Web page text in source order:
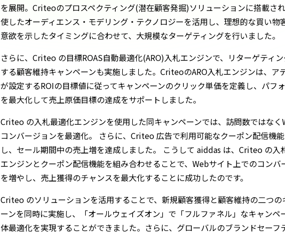
を展開。Criteoのプロスペクティング(潜在顧客発掘)ソリューションに搭載さ
使したオーディエンス・モデリング・テクノロジーを活用し、理想的な買い物
意欲を示したタイミングに合わせて、大規模なターゲティングを行いました。
さらに、Criteo の目標ROAS自動最適化(ARO)入札エンジンで、リターゲティ
する顧客維持キャンペーンも実施しました。CriteoのARO入札エンジンは、ア
が設定するROIの目標値に従ってキャンペーンのクリック単価を定義し、パフ
を最大化して売上原価目標の達成をサポートしました。
Criteo の入札最適化エンジンを使用した同キャンペーンでは、訪問数ではなく
コンバージョンを最適化。 さらに、Criteo 広告で利用可能なクーポン配信機
し、セール期間中の売上増を達成しました。 こうして aiddas は、Criteo の入
エンジンとクーポン配信機能を組み合わせることで、Webサイト上でのコンバ
を増やし、売上獲得のチャンスを最大化することに成功したのです。
Criteo のソリューションを活用することで、新規顧客獲得と顧客維持の二つの
ーンを同時に実施し、「オールウェイズオン」で「フルファネル」なキャンペ
体最適化を実現することができました。さらに、グローバルのブランドセーフ